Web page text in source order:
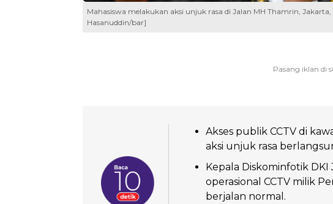
Mahasiswa melakukan aksi unjuk rasa di Jalan MH Thamrin,
Hasanuddin/bar]
Akses publik CCTV di
aksi unjuk rasa
Kepala Diskominfotik
operasional CCTV milik
berjalan normal.